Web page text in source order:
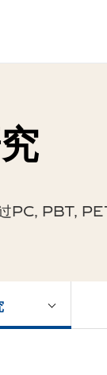
PC, PBT,